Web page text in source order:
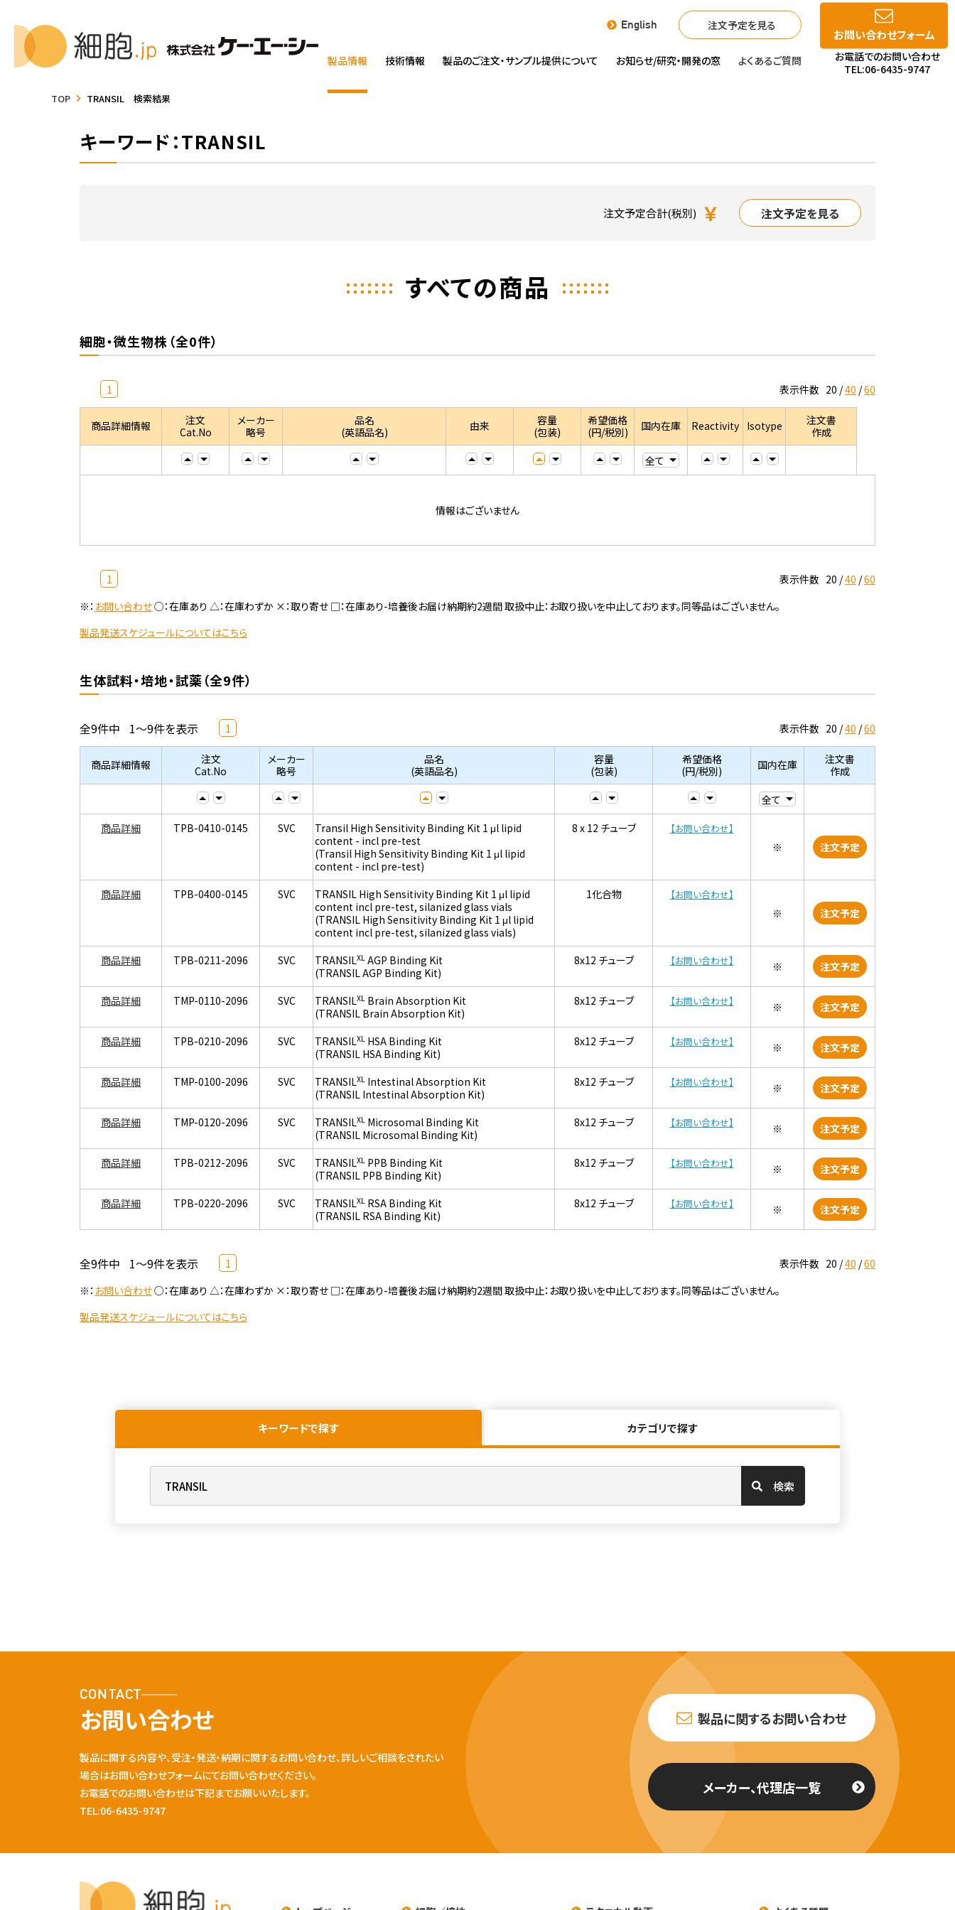
English 注文予定を見る
製品情報 技術情報 製品のご注文・サンプル提供について お知らせ/研究・開発の窓 よくあるご質問
お問い合わせフォーム
お電話でのお問い合わせ
TEL:06-6435-9747
TOP TRANSIL 検索結果
キーワード：TRANSIL
注文予定合計(税別) ￥ 注文予定を見る
すべての商品
細胞・微生物株（全0件）
1 表示件数 20 40 60
商品詳細情報
注文
Cat.No
メーカー
略号
品名
(英語品名)
由来
容量
(包装)
希望価格
(円/税別)
国内在庫 Reactivity Isotype
注文書
作成
情報はございません
1 表示件数 20 40 60
※： お問い合わせ○：在庫あり △：在庫わずか ×：取り寄せ □：在庫あり-培養後お届け納期約2週間 取扱中止：お取り扱いを中止しております。同等品はございません。
製品発送スケジュールについてはこちら
生体試料・培地・試薬（全9件）
全9件中 1～9件を表示 1 表示件数 20 40 60
商品詳細情報
注文
Cat.No
メーカー
略号
品名
(英語品名)
容量
(包装)
希望価格
(円/税別)
国内在庫
注文書
作成
商品詳細 TPB-0410-0145 SVC
Transil High Sensitivity Binding Kit 1 μl lipid
content - incl pre-test
(Transil High Sensitivity Binding Kit 1 μl lipid
content - incl pre-test)
8 x 12 チューブ 【お問い合わせ】
※ 注文予定
商品詳細 TPB-0400-0145 SVC
TRANSIL High Sensitivity Binding Kit 1 μl lipid
content incl pre-test, silanized glass vials
(TRANSIL High Sensitivity Binding Kit 1 μl lipid
content incl pre-test, silanized glass vials)
1化合物 【お問い合わせ】
※ 注文予定
商品詳細 TPB-0211-2096 SVC TRANSILXL AGP Binding Kit
(TRANSIL AGP Binding Kit)
8x12 チューブ 【お問い合わせ】 ※ 注文予定
商品詳細 TMP-0110-2096 SVC TRANSILXL Brain Absorption Kit
(TRANSIL Brain Absorption Kit)
8x12 チューブ 【お問い合わせ】 ※ 注文予定
商品詳細 TPB-0210-2096 SVC TRANSILXL HSA Binding Kit
(TRANSIL HSA Binding Kit)
8x12 チューブ 【お問い合わせ】 ※ 注文予定
商品詳細 TMP-0100-2096 SVC TRANSILXL Intestinal Absorption Kit
(TRANSIL Intestinal Absorption Kit)
8x12 チューブ 【お問い合わせ】 ※ 注文予定
商品詳細 TMP-0120-2096 SVC TRANSILXL Microsomal Binding Kit
(TRANSIL Microsomal Binding Kit)
8x12 チューブ 【お問い合わせ】 ※ 注文予定
商品詳細 TPB-0212-2096 SVC TRANSILXL PPB Binding Kit
(TRANSIL PPB Binding Kit)
8x12 チューブ 【お問い合わせ】 ※ 注文予定
商品詳細 TPB-0220-2096 SVC TRANSILXL RSA Binding Kit
(TRANSIL RSA Binding Kit)
8x12 チューブ 【お問い合わせ】 ※ 注文予定
全9件中 1～9件を表示 1 表示件数 20 40 60
※： お問い合わせ○：在庫あり △：在庫わずか ×：取り寄せ □：在庫あり-培養後お届け納期約2週間 取扱中止：お取り扱いを中止しております。同等品はございません。
製品発送スケジュールについてはこちら
キーワードで探す カテゴリで探す
検索
CONTACT
お問い合わせ
製品に関する内容や、受注・発送・納期に関するお問い合わせ、詳しいご相談をされたい
場合はお問い合わせフォームにてお問い合わせください。
お電話でのお問い合わせは下記までお願いいたします。
TEL:06-6435-9747
製品に関するお問い合わせ
メーカー、代理店一覧